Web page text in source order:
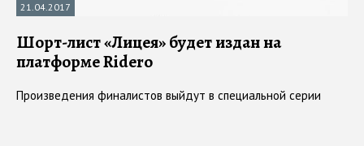
21.04.2017
Шорт-лист «Лицея» будет издан на
платформе Ridero
Произведения финалистов выйдут в специальной серии